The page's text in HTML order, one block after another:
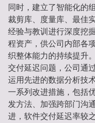
同时，建立了智能化的
裁剪库、度量库、最佳
经验与教训进行深度挖
程资产，供公司内部各
织整体能力的持续提升
交付延迟问题，公司通
运用先进的数据分析技
一系列改进措施，包括
发方法、加强跨部门沟
进，软件交付延迟率较